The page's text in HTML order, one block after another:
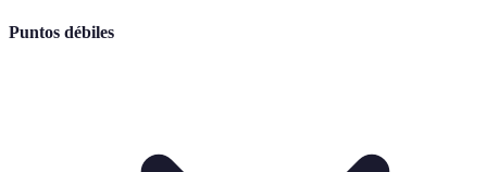
Puntos débiles